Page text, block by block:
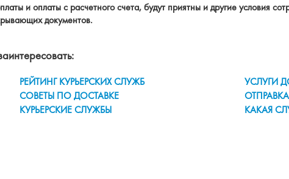
и оплаты с расчетного счета, будут приятны и другие условия
документов.
РЕЙТИНГ КУРЬЕРСКИХ СЛУЖБ
УСЛУГИ
СОВЕТЫ ПО ДОСТАВКЕ
КУРЬЕРСКИЕ СЛУЖБЫ КАКАЯ